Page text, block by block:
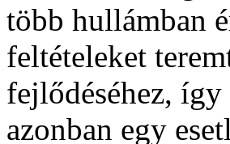
több hullámban
feltételeket
fejlődéséhez,
azonban egy